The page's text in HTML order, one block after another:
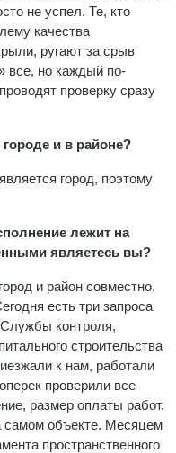
не успел. Те, кто
качества
ругают за срыв
все, но каждый по-
проверку сразу
и в районе?
город, поэтому
лежит на
являетесь вы?
и район совместно.
есть три запроса
контроля,
строительства
к нам, работали
проверили все
размер оплаты работ.
самом объекте. Месяцем
пространственного